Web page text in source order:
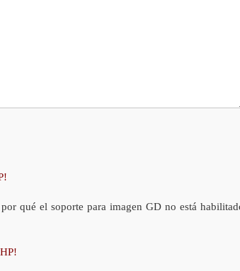
qué el soporte para imagen GD no está